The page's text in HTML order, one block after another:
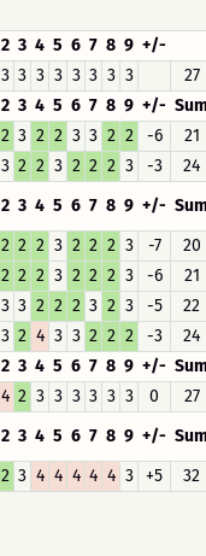
2 3 4 5 6 7 8 9 +/-
3 3 3 3 3 3 3 3
27
2 3 4 5 6 7 8 9 +/-
2 3 2 2 3 3 2 2 -6
21
3 2 2 3 2 2 2 3 -3
24
2 3 4 5 6 7 8 9 +/-
2 2 2 3 2 2 2 3 -7
20
2 2 2 3 2 2 2 3 -6
21
3 3 2 2 2 3 2 3 -5
22
3 2 4 3 3 2 2 2 -3
24
2 3 4 5 6 7 8 9 +/-
4 2 3 3 3 3 3 3 0
27
2 3 4 5 6 7 8 9 +/-
2 3 4 4 4 4 4 3 +5 32